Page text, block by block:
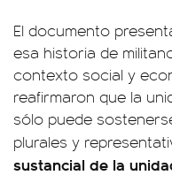
El documento
esa historia de
contexto social y
reafirmaron que la
sólo puede
plurales y
sustancial de la